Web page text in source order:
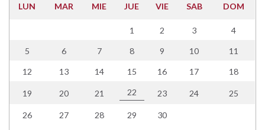
LUN MAR MIE JUE VIE SAB DOM
1 2 3 4
5 6 7 8 9 10 11
12 13 14 15 16 17 18
19 20 21 22 23 24 25
26 27 28 29 30